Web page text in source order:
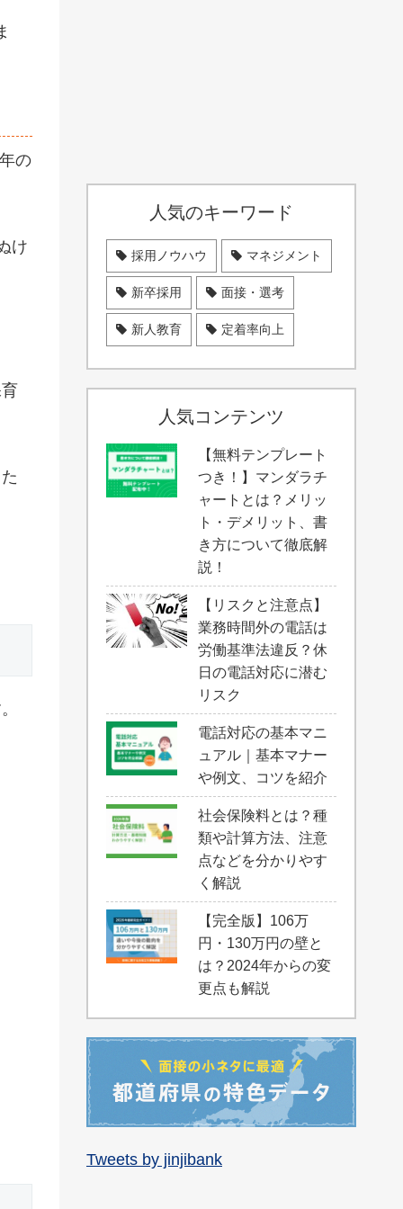
の
け
人気のキーワード
採用ノウハウ マネジメント
新卒採用 面接・選考
新人教育 定着率向上
人気コンテンツ
【無料テンプレート
つき！】マンダラチ
ャートとは？メリッ
ト・デメリット、書
き方について徹底解
説！
【リスクと注意点】
業務時間外の電話は
労働基準法違反？休
日の電話対応に潜む
リスク
電話対応の基本マニ
ュアル｜基本マナー
や例文、コツを紹介
社会保険料とは？種
類や計算方法、注意
点などを分かりやす
く解説
【完全版】106万
円・130万円の壁と
は？2024年からの変
更点も解説
Tweets by jinjibank